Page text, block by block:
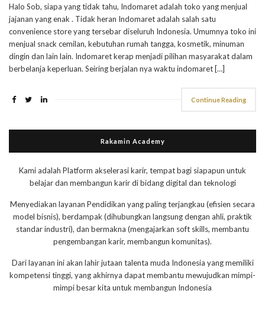
Halo Sob, siapa yang tidak tahu, Indomaret adalah toko yang menjual
jajanan yang enak . Tidak heran Indomaret adalah salah satu
convenience store yang tersebar diseluruh Indonesia. Umumnya toko ini
menjual snack cemilan, kebutuhan rumah tangga, kosmetik, minuman
dingin dan lain lain. Indomaret kerap menjadi pilihan masyarakat dalam
berbelanja keperluan. Seiring berjalan nya waktu indomaret […]
Continue Reading
Rakamin Academy
Kami adalah Platform akselerasi karir, tempat bagi siapapun untuk
belajar dan membangun karir di bidang digital dan teknologi
Menyediakan layanan Pendidikan yang paling terjangkau (efisien secara
model bisnis), berdampak (dihubungkan langsung dengan ahli, praktik
standar industri), dan bermakna (mengajarkan soft skills, membantu
pengembangan karir, membangun komunitas).
Dari layanan ini akan lahir jutaan talenta muda Indonesia yang memiliki
kompetensi tinggi, yang akhirnya dapat membantu mewujudkan mimpi-
mimpi besar kita untuk membangun Indonesia